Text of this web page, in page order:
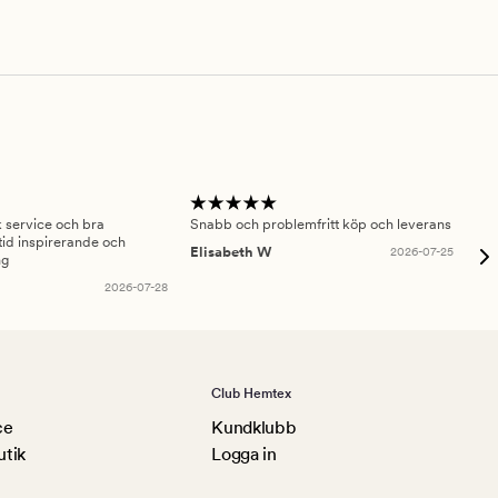
service och bra
inspirerande och
2026-07-28
Snabb och problemfritt köp och leverans
Elisabeth W
2026-07-25
Club Hemtex
Kundklubb
Logga in